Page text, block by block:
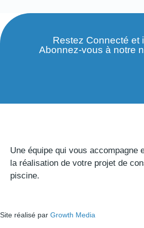
Restez Connecté et
Abonnez-vous à notre
Une équipe qui vous accompagne
la réalisation de votre projet de
piscine.
Site réalisé par Growth Media